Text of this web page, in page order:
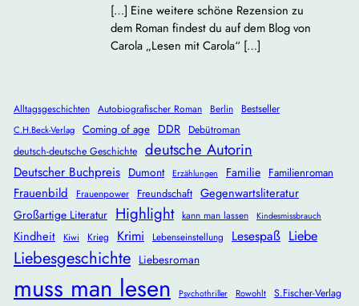
[…] Eine weitere schöne Rezension zu
dem Roman findest du auf dem Blog von
Carola „Lesen mit Carola“ […]
Alltagsgeschichten Autobiografischer Roman Berlin Bestseller
C.H.Beck-Verlag Coming of age DDR
Debütroman
deutsch-deutsche Geschichte deutsche Autorin
Deutscher Buchpreis Dumont Erzählungen Familie Familienroman
Frauenbild Frauenpower Freundschaft Gegenwartsliteratur
Großartige Literatur Highlight kann man lassen Kindesmissbrauch
Kindheit Kiwi Krieg Krimi Lebenseinstellung Lesespaß Liebe
Liebesgeschichte Liebesroman
muss man lesen Psychothriller Rowohlt
S.Fischer-Verlag